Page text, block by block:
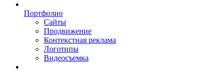
Портфолио
Сайты
Продвижение
Контекстная реклама
Логотипы
Видеосъемка